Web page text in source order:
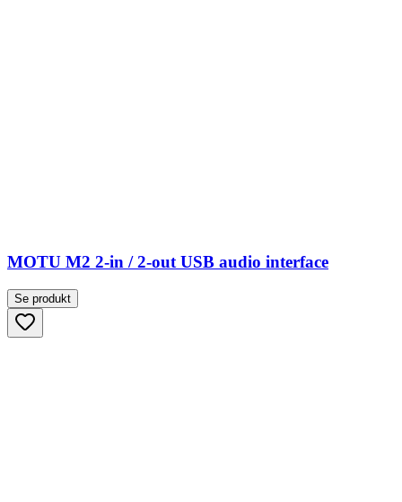
MOTU M2 2-in / 2-out USB audio interface
Se produkt